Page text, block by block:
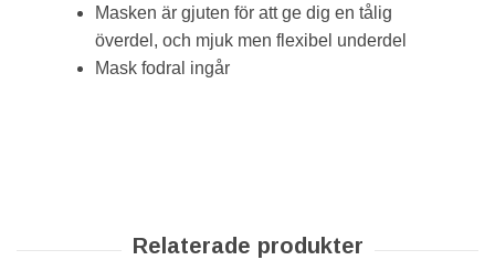
Masken är gjuten för att ge dig en tålig
överdel, och mjuk men flexibel underdel
Mask fodral ingår